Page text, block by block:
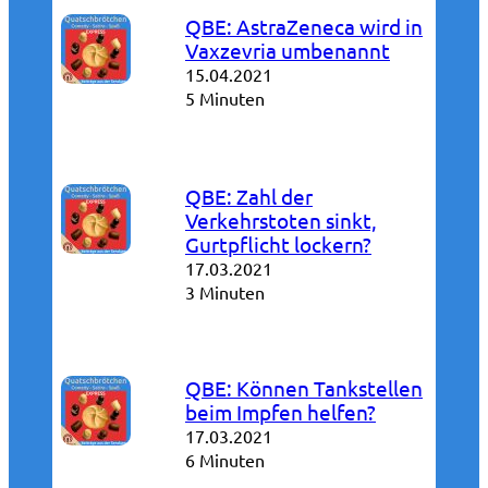
QBE: AstraZeneca wird in
Vaxzevria umbenannt
15.04.2021
5 Minuten
QBE: Zahl der
Verkehrstoten sinkt,
Gurtpflicht lockern?
17.03.2021
3 Minuten
QBE: Können Tankstellen
beim Impfen helfen?
17.03.2021
6 Minuten